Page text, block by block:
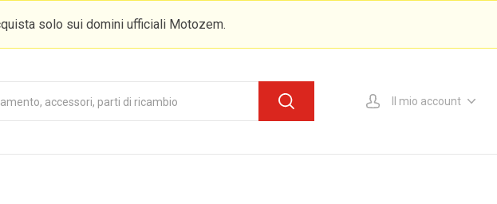
solo sui domini ufficiali Motozem.
Il mio account